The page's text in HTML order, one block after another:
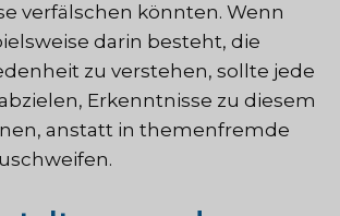
verfälschen könnten. Wenn
darin besteht, die
zu verstehen, sollte jede
Erkenntnisse zu diesem
anstatt in themenfremde